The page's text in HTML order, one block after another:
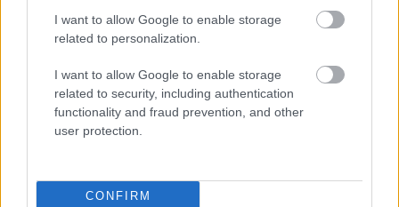
I want to allow Google to enable storage
related to personalization.
I want to allow Google to enable storage
related to security, including authentication
functionality and fraud prevention, and other
user protection.
CONFIRM